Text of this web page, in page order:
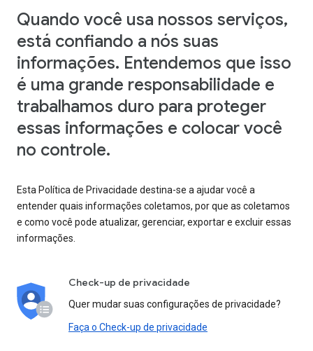
Quando você usa nossos serviços,
está confiando a nós suas
informações. Entendemos que isso
é uma grande responsabilidade e
trabalhamos duro para proteger
essas informações e colocar você
no controle.
Esta Política de Privacidade destina-se a ajudar você a
entender quais informações coletamos, por que as coletamos
e como você pode atualizar, gerenciar, exportar e excluir essas
informações.
Check-up de privacidade
Quer mudar suas configurações de privacidade?
Faça o Check-up de privacidade